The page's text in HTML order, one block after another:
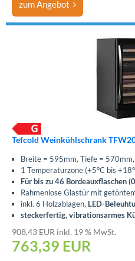
zum Angebot
Tefcold Weinkühlschrank
Breite = 595mm, Tiefe =
1 Temperaturzone (+5°C bis
Für bis zu 46 Bordeauxflaschen
Rahmenlose Glastür mit
inkl. 6 Holzablagen, LED-
steckerfertig, vibrationsarmes
908,43 EUR inkl. 19 % MwSt.
763,39 EUR